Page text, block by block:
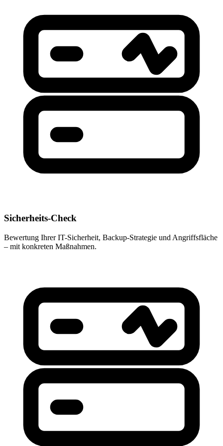
Sicherheits-Check
Bewertung Ihrer IT-Sicherheit, Backup-Strategie und Angriffsfläche
– mit konkreten Maßnahmen.